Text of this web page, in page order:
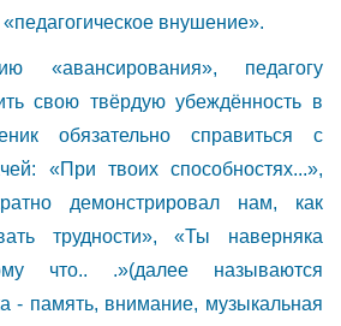
внушение».
«авансирования», педагогу
свою твёрдую убеждённость в
обязательно справиться с
«При твоих способностях...»,
демонстрировал нам, как
трудности», «Ты наверняка
что.. .»(далее называются
- память, внимание, музыкальная